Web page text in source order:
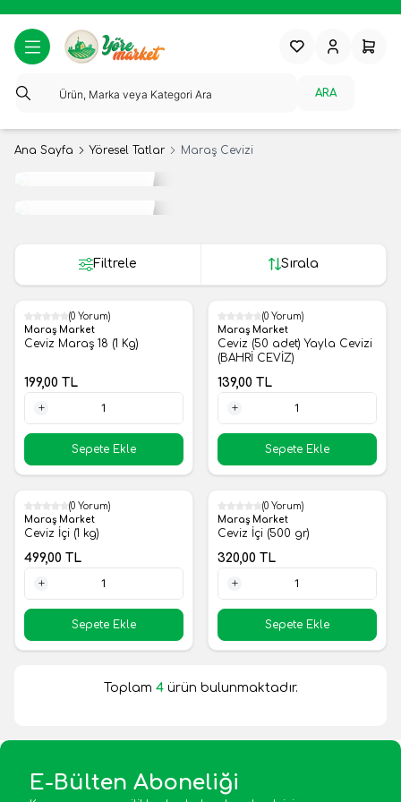
ARA
FavorilerimHesabım
Ana Sayfa Yöresel Tatlar Maraş Cevizi
MeyvelerFiltrele Sırala
Yeni
(0 Yorum)
Maraş Market
Ceviz Maraş 18 (1 Kg)
199,00 TL
Sepete Ekle
Yeni
(0 Yorum)
Maraş Market
Ceviz (50 adet) Yayla Cevizi
(BAHRİ CEVİZ)
139,00 TL
Sepete Ekle
Yeni
(0 Yorum)
Maraş Market
Ceviz İçi (1 kg)
499,00 TL
Sepete Ekle
Yeni
(0 Yorum)
Maraş Market
Ceviz İçi (500 gr)
320,00 TL
Sepete Ekle
Toplam 4ürün bulunmaktadır.
E-Bülten Aboneliği